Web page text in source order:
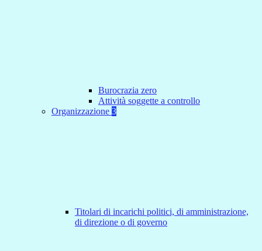
Burocrazia zero
Attività soggette a controllo
Organizzazione 3
Titolari di incarichi politici, di amministrazione,
di direzione o di governo